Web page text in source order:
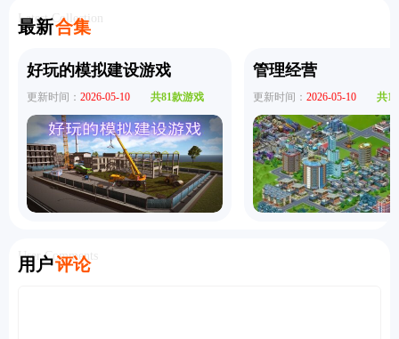
最新合集
Latest Collection
好玩的模拟建设游戏
更新时间： 2026-05-10 共81款游戏
管理经营
更新时间： 2026-05-10 共
用户评论
User Comments